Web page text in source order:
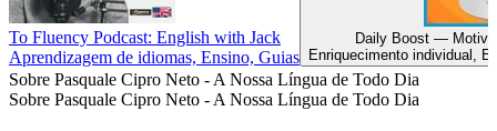
To Fluency Podcast: English with Jack
Aprendizagem de idiomas, Ensino, Guias
Daily Boost —
Enriquecimento individual,
Sobre Pasquale Cipro Neto - A Nossa Língua de Todo Dia
Sobre Pasquale Cipro Neto - A Nossa Língua de Todo Dia